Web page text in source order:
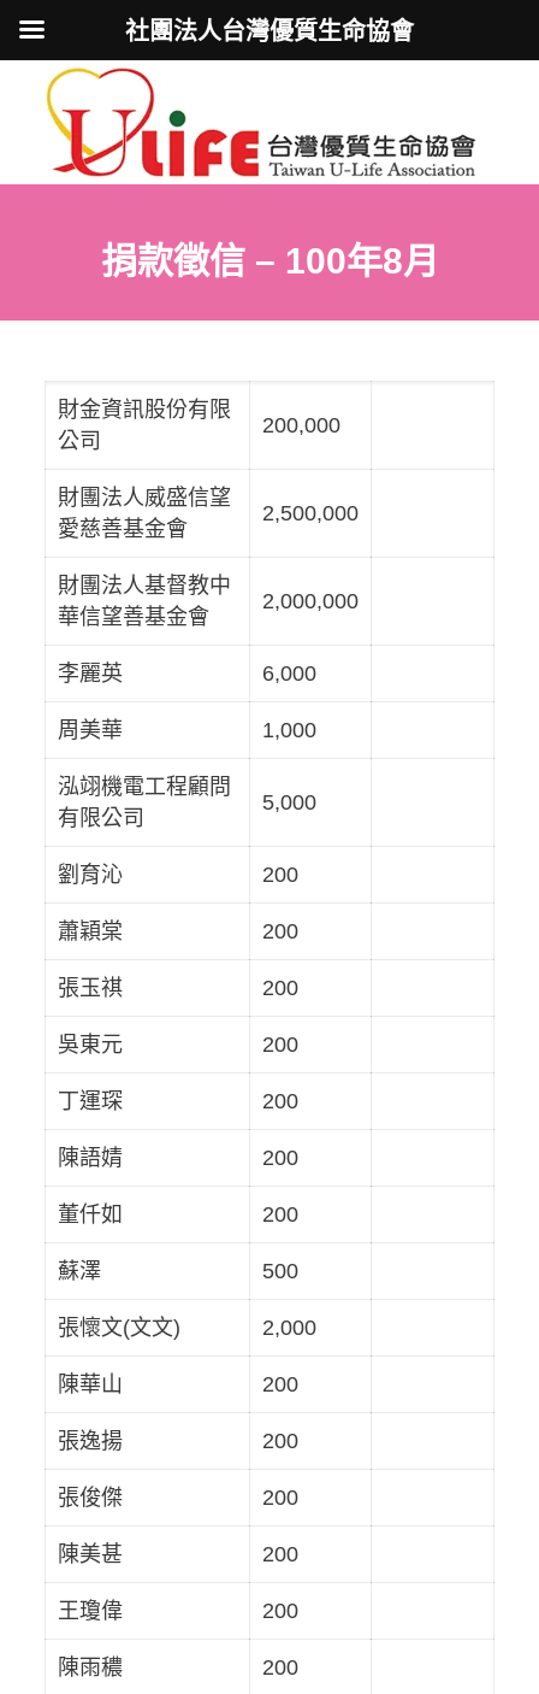
捐款徵信 – 100年8月
財金資訊股份有限
公司
200,000
財團法人威盛信望
愛慈善基金會
2,500,000
財團法人基督教中
華信望善基金會
2,000,000
李麗英 6,000
周美華 1,000
泓翊機電工程顧問
有限公司
5,000
劉育沁 200
蕭穎棠 200
張玉祺 200
吳東元 200
丁運琛 200
陳語婧 200
董仟如 200
蘇澤 500
張懷文(文文) 2,000
陳華山 200
張逸揚 200
張俊傑 200
陳美甚 200
王瓊偉 200
陳雨穠 200
社團法人台灣優質生命協會